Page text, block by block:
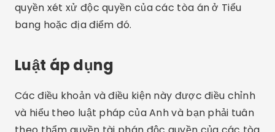
quyền xét xử độc quyền của các tòa án ở Tiểu
bang hoặc địa điểm đó.
Luật áp dụng
Các điều khoản và điều kiện này được điều chỉnh
và hiểu theo luật pháp của Anh và bạn phải tuân